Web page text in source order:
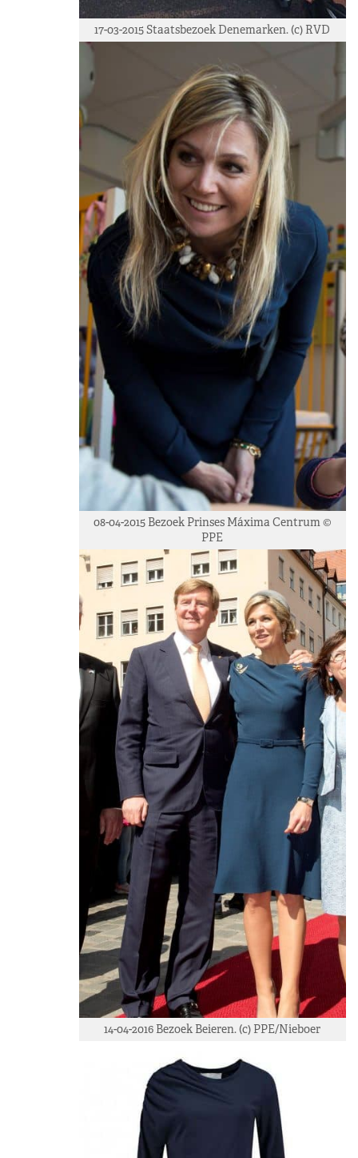
17-03-2015 Staatsbezoek Denemarken. (c) RVD
08-04-2015 Bezoek Prinses Máxima Centrum ©
PPE
14-04-2016 Bezoek Beieren. (c) PPE/Nieboer